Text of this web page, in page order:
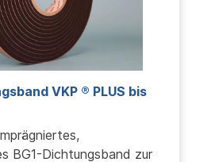
VKP ® PLUS bis
BG1-Dichtungsband zur